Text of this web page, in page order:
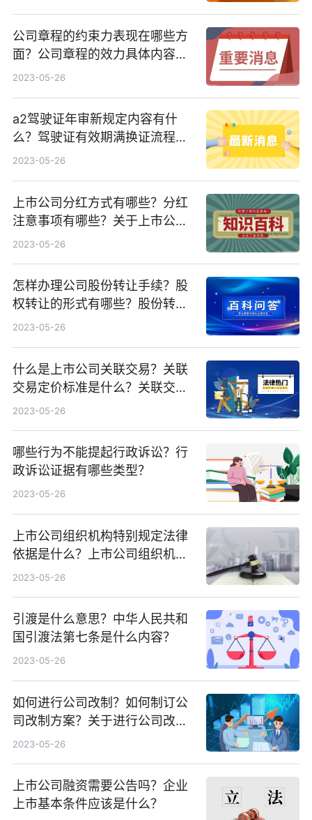
公司章程的约束力表现在哪些方
面？公司章程的效力具体内容是
什么？
2023-05-26
a2驾驶证年审新规定内容有什
么？驾驶证有效期满换证流程是
什么？
2023-05-26
上市公司分红方式有哪些？分红
注意事项有哪些？关于上市公司
分红率怎么算？
2023-05-26
怎样办理公司股份转让手续？股
权转让的形式有哪些？股份转让
纠纷诉讼时效是几年？
2023-05-26
什么是上市公司关联交易？关联
交易定价标准是什么？关联交易
定价方法有哪些？
2023-05-26
哪些行为不能提起行政诉讼？行
政诉讼证据有哪些类型？
2023-05-26
上市公司组织机构特别规定法律
依据是什么？上市公司组织机构
有哪些特别规定？
2023-05-26
引渡是什么意思？中华人民共和
国引渡法第七条是什么内容？
2023-05-26
如何进行公司改制？如何制订公
司改制方案？关于进行公司改制
的处理方案有哪些？
2023-05-26
上市公司融资需要公告吗？企业
上市基本条件应该是什么？